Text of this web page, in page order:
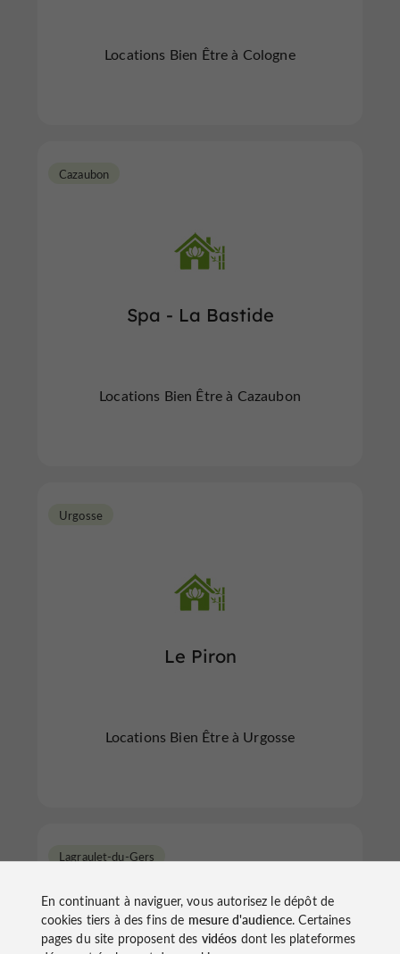
Locations Bien Être à Cologne
Spa - La Bastide
Cazaubon
Locations Bien Être à Cazaubon
Le Piron
Urgosse
Locations Bien Être à Urgosse
Lagraulet-du-Gers
En continuant à naviguer, vous autorisez le dépôt de
cookies tiers à des fins de mesure d'audience. Certaines
pages du site proposent des vidéos dont les plateformes